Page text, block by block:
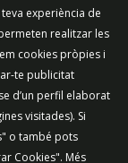
experiència de
realitzar les
cookies pròpies i
te publicitat
d’un perfil elaborat
visitades). Si
o també pots
Cookies". Més